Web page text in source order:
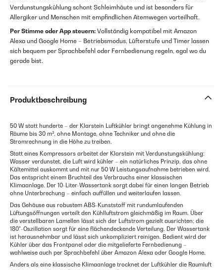
Verdunstungskühlung schont Schleimhäute und ist besonders für
Allergiker und Menschen mit empfindlichen Atemwegen vorteilhaft.
Per Stimme oder App steuern: Vollständig kompatibel mit Amazon
Alexa und Google Home – Betriebsmodus, Lüfterstufe und Timer lassen
sich bequem per Sprachbefehl oder Fernbedienung regeln, egal wo du
gerade bist.
Produktbeschreibung
50 W statt hunderte – der Klarstein Luftkühler bringt angenehme Kühlung in
Räume bis 30 m², ohne Montage, ohne Techniker und ohne die
Stromrechnung in die Höhe zu treiben.
Statt eines Kompressors arbeitet der Klarstein mit Verdunstungskühlung:
Wasser verdunstet, die Luft wird kühler – ein natürliches Prinzip, das ohne
Kältemittel auskommt und mit nur 50 W Leistungsaufnahme betrieben wird.
Das entspricht einem Bruchteil des Verbrauchs einer klassischen
Klimaanlage. Der 10-Liter-Wassertank sorgt dabei für einen langen Betrieb
ohne Unterbrechung – einfach auffüllen und weiterlaufen lassen.
Das Gehäuse aus robustem ABS-Kunststoff mit rundumlaufenden
Lüftungsöffnungen verteilt den Kühlluftstrom gleichmäßig im Raum. Über
die verstellbaren Lamellen lässt sich der Luftstrom gezielt ausrichten; die
180°-Oszillation sorgt für eine flächendeckende Verteilung. Der Wassertank
ist herausnehmbar und lässt sich unkompliziert reinigen. Bedient wird der
Kühler über das Frontpanel oder die mitgelieferte Fernbedienung –
wahlweise auch per Sprachbefehl über Amazon Alexa oder Google Home.
Anders als eine klassische Klimaanlage trocknet der Luftkühler die Raumluft